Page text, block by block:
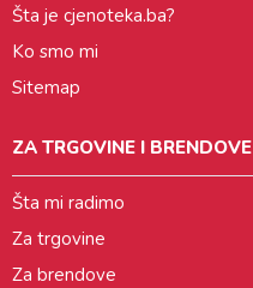
Šta je cjenoteka.ba?
Ko smo mi
Sitemap
ZA TRGOVINE I BRENDOVE
Šta mi radimo
Za trgovine
Za brendove